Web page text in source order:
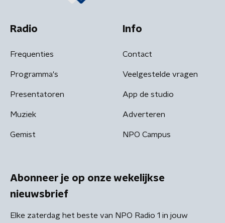
Radio
Frequenties
Programma's
Presentatoren
Muziek
Gemist
Info
Contact
Veelgestelde vragen
App de studio
Adverteren
NPO Campus
Abonneer je op onze wekelijkse
nieuwsbrief
Elke zaterdag het beste van NPO Radio 1 in jouw